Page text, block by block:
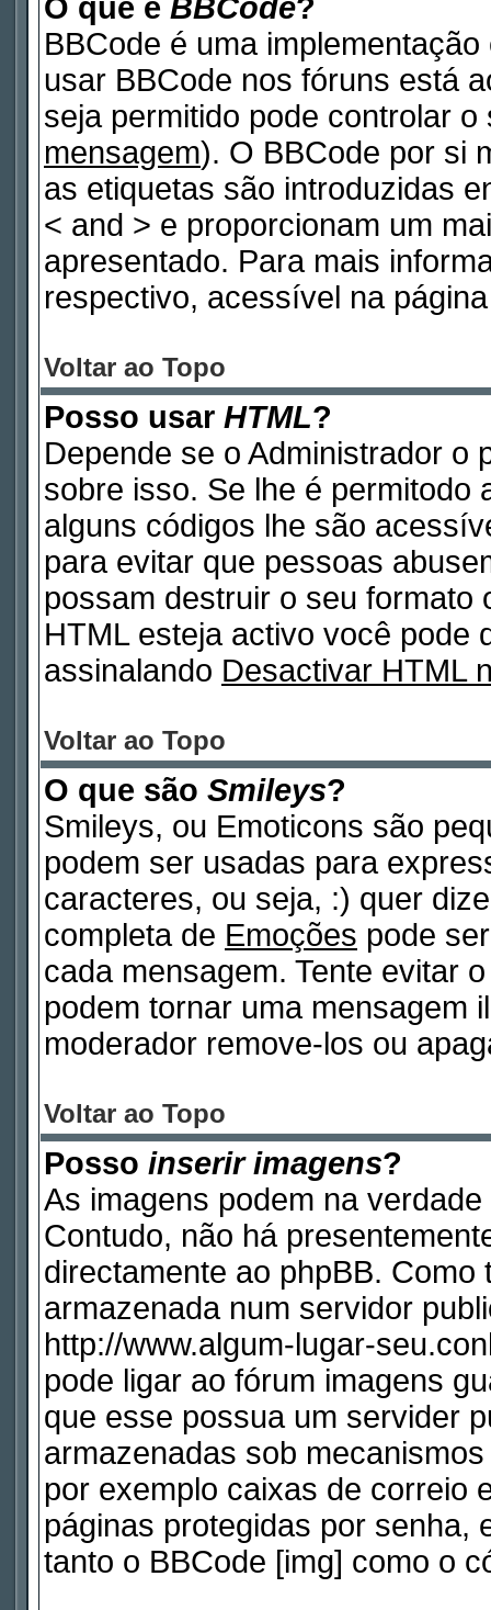
O que é BBCode?
BBCode é uma
usar BBCode nos fóruns está
seja permitido pode controlar
mensagem). O BBCode por si
as etiquetas são introduzidas
< and > e proporcionam um
apresentado. Para mais
respectivo, acessível na
Voltar ao Topo
Posso usar HTML?
Depende se o Administrador o
sobre isso. Se lhe é permitodo
alguns códigos lhe são
para evitar que pessoas
possam destruir o seu formato
HTML esteja activo você pode
assinalando Desactivar HTML
Voltar ao Topo
O que são Smileys?
Smileys, ou Emoticons são
podem ser usadas para
caracteres, ou seja, :) quer
completa de Emoções pode
cada mensagem. Tente evitar
podem tornar uma mensagem
moderador remove-los ou
Voltar ao Topo
Posso inserir imagens?
As imagens podem na
Contudo, não há
directamente ao phpBB.
armazenada num servidor
http://www.algum-lugar-
pode ligar ao fórum imagens
que esse possua um servider
armazenadas sob
por exemplo caixas de correio
páginas protegidas por senha,
tanto o BBCode [img] como o